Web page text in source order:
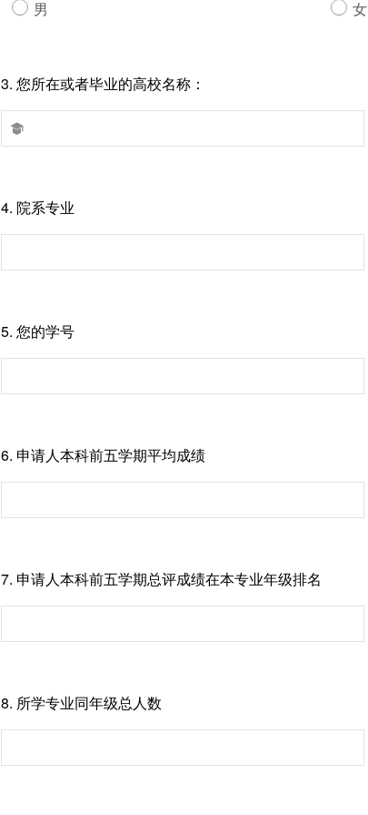
男 女
3. 您所在或者毕业的高校名称：

4. 院系专业
5. 您的学号
6. 申请人本科前五学期平均成绩
7. 申请人本科前五学期总评成绩在本专业年级排名
8. 所学专业同年级总人数